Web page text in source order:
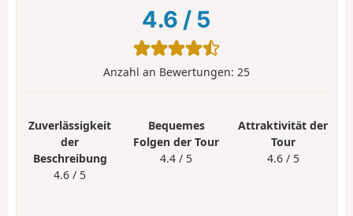
4.6 / 5
Anzahl an Bewertungen: 25
Zuverlässigkeit
der
Beschreibung
4.6 / 5
Bequemes
Folgen der Tour
4.4 / 5
Attraktivität der
Tour
4.6 / 5